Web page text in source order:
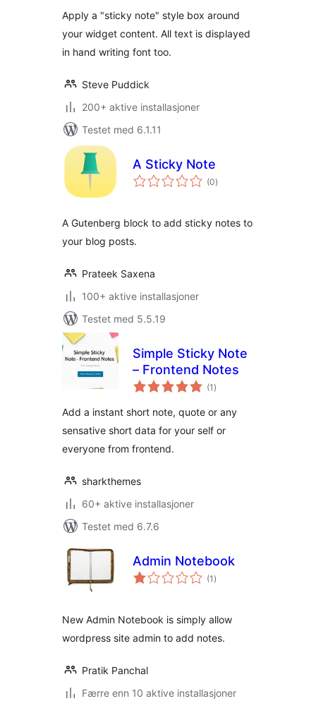
Apply a "sticky note" style box around
your widget content. All text is displayed
in hand writing font too.
Steve Puddick
200+ aktive installasjoner
Testet med 6.1.11
A Sticky Note
(0totale
vurderinger
)
A Gutenberg block to add sticky notes to
your blog posts.
Prateek Saxena
100+ aktive installasjoner
Testet med 5.5.19
Simple Sticky Note
– Frontend Notes
(1 totale
vurderinger
)
Add a instant short note, quote or any
sensative short data for your self or
everyone from frontend.
sharkthemes
60+ aktive installasjoner
Testet med 6.7.6
Admin Notebook
(1 totale
vurderinger
)
New Admin Notebook is simply allow
wordpress site admin to add notes.
Pratik Panchal
Færre enn 10 aktive installasjoner